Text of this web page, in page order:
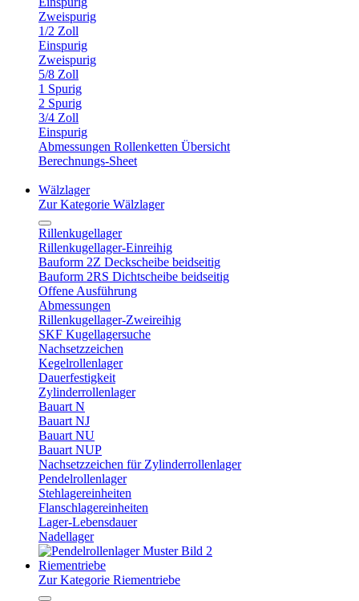
Zweispurig
1/2 Zoll
Einspurig
Zweispurig
5/8 Zoll
1 Spurig
2 Spurig
3/4 Zoll
Einspurig
Abmessungen Rollenketten Übersicht
Berechnungs-Sheet
Wälzlager
Zur Kategorie Wälzlager
Rillenkugellager
Rillenkugellager-Einreihig
Bauform 2Z Deckscheibe beidseitig
Bauform 2RS Dichtscheibe beidseitig
Offene Ausführung
Abmessungen
Rillenkugellager-Zweireihig
SKF Kugellagersuche
Nachsetzzeichen
Kegelrollenlager
Dauerfestigkeit
Zylinderrollenlager
Bauart N
Bauart NJ
Bauart NU
Bauart NUP
Nachsetzzeichen für Zylinderrollenlager
Pendelrollenlager
Stehlagereinheiten
Flanschlagereinheiten
Lager-Lebensdauer
Nadellager
Riementriebe
Zur Kategorie Riementriebe